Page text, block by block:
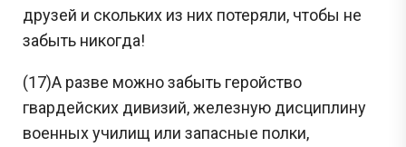
друзей и скольких из них потеряли, чтобы не
забыть никогда!
(17)А разве можно забыть геройство
гвардейских дивизий, железную дисциплину
военных училищ или запасные полки,